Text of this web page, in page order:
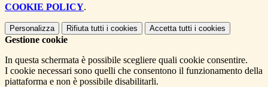
COOKIE POLICY.
Personalizza Rifiuta tutti i cookies Accetta tutti i cookies
Gestione cookie
In questa schermata è possibile scegliere quali cookie consentire.
I cookie necessari sono quelli che consentono il funzionamento della
piattaforma e non è possibile disabilitarli.